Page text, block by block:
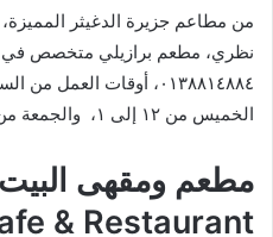
من مطاعم جزيرة الدغيثر
نظري، مطعم برازيلي متخصص في
الخميس من ١٢ إلى ١، والجمعة من ١ إلى ١.
& Restaurant